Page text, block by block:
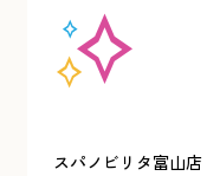
スパノビリタ富山店